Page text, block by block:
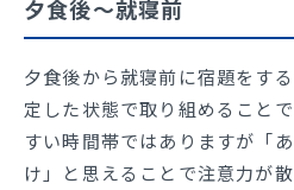
夕食後～就寝前
夕食後から就寝前に宿題をす
定した状態で取り組めること
すい時間帯ではありますが「
け」と思えることで注意力が